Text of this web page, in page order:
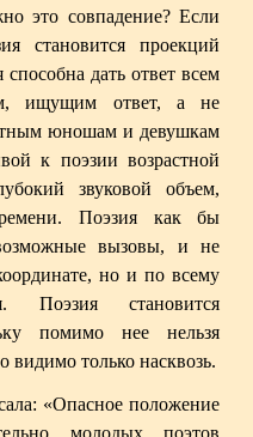
совпадение? Если
становится проекций
способна дать ответ всем
ищущим ответ, а не
юношам и девушкам
к поэзии возрастной
звуковой объем,
Поэзия как бы
вызовы, и не
но и по всему
Поэзия становится
помимо нее нельзя
только насквозь.
«Опасное положение
молодых поэтов